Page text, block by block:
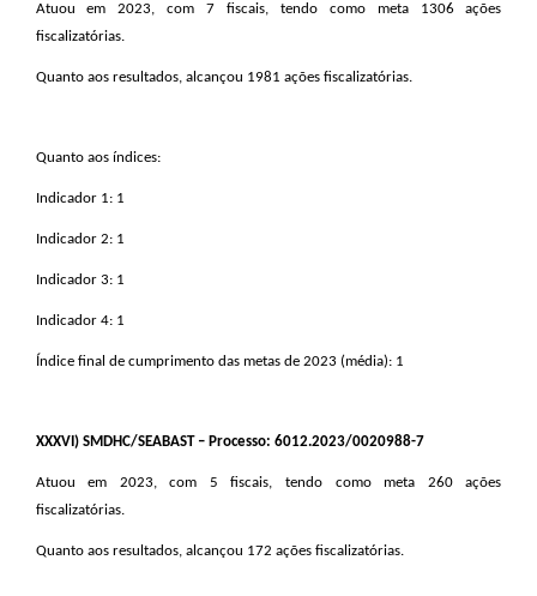
Atuou em 2023, com 7 fiscais, tendo como meta 1306 ações
fiscalizatórias.
Quanto aos resultados, alcançou 1981 ações fiscalizatórias.
Quanto aos índices:
Indicador 1: 1
Indicador 2: 1
Indicador 3: 1
Indicador 4: 1
Índice final de cumprimento das metas de 2023 (média): 1
XXXVI ) SMDHC/SEABAST – Processo: 6012.2023/0020988-7
Atuou em 2023, com 5 fiscais, tendo como meta 260 ações
fiscalizatórias.
Quanto aos resultados, alcançou 172 ações fiscalizatórias.